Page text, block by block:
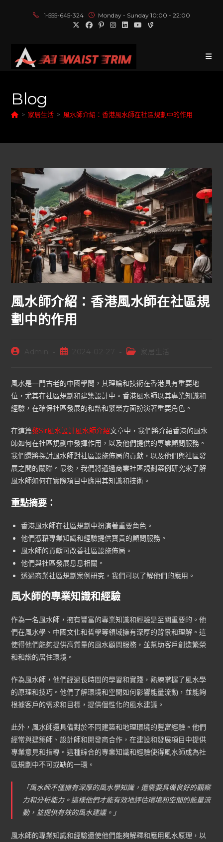
1-555-645-324 Monday - Sunday 10:00 - 22:00
Blog
> 家居生活 > 風水師介紹：香港風水師在社區規劃中的作用
風水師介紹：香港風水師在社區規
劃中的作用
Admin
風水是一門古老的中國學問，其理論和技術在香港具有重要地
位，尤其在社區規劃和建築設計中。香港風水師以其專業知識和
經驗，在確保社區發展的和諧和繁榮方面扮演著重要角色。
在這篇黎Sir風水設計風水師介紹文章中，我們將介紹香港的風水
師如何在社區規劃中發揮作用，以及他們提供的專業顧問服務。
我們還將探討風水師對社區設施佈局的貢獻，以及他們與社區發
展之間的關聯。最後，我們將通過商業社區規劃案例研究來了解
風水師如何在實際項目中應用其知識和技術。
重點摘要：
香港風水師在社區規劃中扮演著重要角色。
他們憑藉專業知識和經驗提供寶貴的顧問服務。
風水師的貢獻可改善社區設施佈局。
他們與社區發展息息相關。
透過商業社區規劃案例研究，我們可以了解他們的應用。
風水師的專業知識和經驗
作為一名風水師，擁有豐富的專業知識和經驗是至關重要的。他
們在風水學、中國文化和哲學等領域擁有深厚的背景和理解。這
使得他們能夠提供高質量的風水顧問服務，並幫助客戶創造繁榮
和和諧的居住環境。
作為風水師，他們經過長時間的學習和實踐，熟練掌握了風水學
的原理和技巧。他們了解環境和空間如何影響能量流動，並能夠
根據客戶的需求和目標，提供個性化的風水建議。
此外，風水師還具備對於不同建築和地理環境的豐富經驗。他們
經常與建築師、設計師和開發商合作，在建設和發展項目中提供
專業意見和指導。這種綜合的專業知識和經驗使得風水師成為社
區規劃中不可或缺的一環。
「風水師不僅擁有深厚的風水學知識，還需要具備良好的觀察
力和分析能力。這樣他們才能有效地評估環境和空間的能量流
動，並提供有效的風水建議。」
風水師的專業知識和經驗還使他們能夠解釋和應用風水原理，以